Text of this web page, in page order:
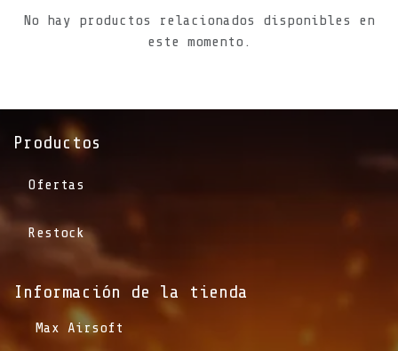
No hay productos relacionados disponibles en
este momento.
Productos
Ofertas
Restock
Información de la tienda​
​Max Airsoft